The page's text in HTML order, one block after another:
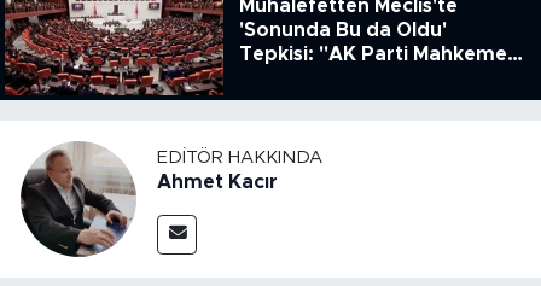
Muhalefetten Meclis'te
'Sonunda Bu da Oldu'
Tepkisi: "AK Parti Mahkeme
Kanun Çıkardı"
EDITÖR HAKKINDA
Ahmet Kacır